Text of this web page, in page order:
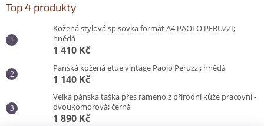
Top 4 produkty
Kožená stylová spisovka formát A4 PAOLO PERUZZI;
hnědá
1 410 Kč
Pánská kožená etue vintage Paolo Peruzzi; hnědá
1 140 Kč
Velká pánská taška přes rameno z přírodní kůže pracovní -
dvoukomorová; černá
1 890 Kč